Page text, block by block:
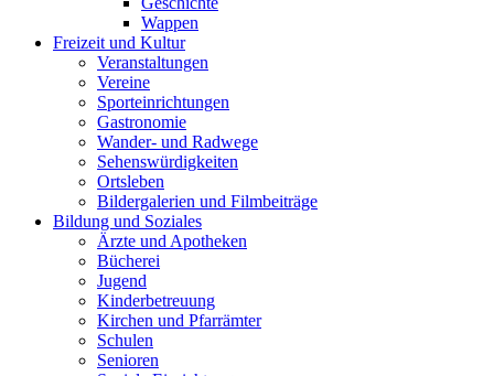
Wappen
Freizeit und Kultur
Veranstaltungen
Vereine
Sporteinrichtungen
Gastronomie
Wander- und Radwege
Sehenswürdigkeiten
Ortsleben
Bildergalerien und Filmbeiträge
Bildung und Soziales
Ärzte und Apotheken
Bücherei
Jugend
Kinderbetreuung
Kirchen und Pfarrämter
Schulen
Senioren